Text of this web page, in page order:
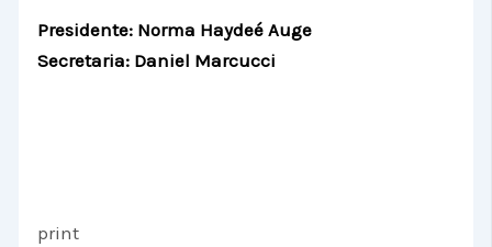
Presidente: Norma Haydeé Auge
Secretaria: Daniel Marcucci
print